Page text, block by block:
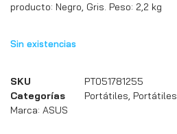
producto: Negro, Gris. Peso: 2,2 kg
Sin existencias
SKU
PT051781255
Categorías
Portátiles, Portátiles
Marca: ASUS